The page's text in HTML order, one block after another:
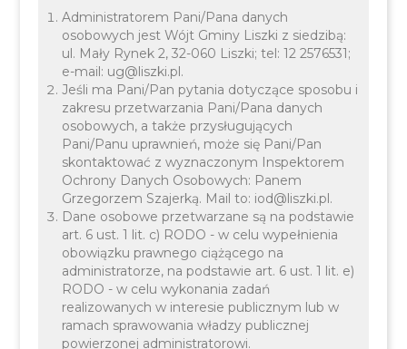
Ostrzeżenie 3 stopnia o
zanieczyszczeniu
powietrza dla powiatu
Administratorem Pani/Pana danych
osobowych jest Wójt Gminy Liszki z siedzibą:
ul. Mały Rynek 2, 32-060 Liszki; tel: 12 2576531;
e-mail: ug@liszki.pl.
Jeśli ma Pani/Pan pytania dotyczące sposobu i
zakresu przetwarzania Pani/Pana danych
osobowych, a także przysługujących
Pani/Panu uprawnień, może się Pani/Pan
skontaktować z wyznaczonym Inspektorem
Ochrony Danych Osobowych: Panem
Grzegorzem Szajerką. Mail to: iod@liszki.pl.
Dane osobowe przetwarzane są na podstawie
art. 6 ust. 1 lit. c) RODO - w celu wypełnienia
obowiązku prawnego ciążącego na
administratorze, na podstawie art. 6 ust. 1 lit. e)
RODO - w celu wykonania zadań
realizowanych w interesie publicznym lub w
ramach sprawowania władzy publicznej
powierzonej administratorowi.